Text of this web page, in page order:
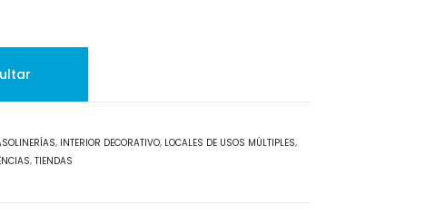
, INTERIOR DECORATIVO, LOCALES DE USOS MÚLTIPLES,
, TIENDAS